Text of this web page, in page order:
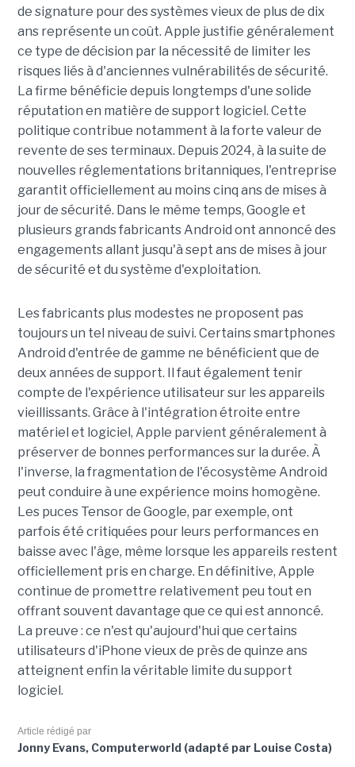
de signature pour des systèmes vieux de plus de dix
ans représente un coût. Apple justifie généralement
ce type de décision par la nécessité de limiter les
risques liés à d'anciennes vulnérabilités de sécurité.
La firme bénéficie depuis longtemps d'une solide
réputation en matière de support logiciel. Cette
politique contribue notamment à la forte valeur de
revente de ses terminaux. Depuis 2024, à la suite de
nouvelles réglementations britanniques, l'entreprise
garantit officiellement au moins cinq ans de mises à
jour de sécurité. Dans le même temps, Google et
plusieurs grands fabricants Android ont annoncé des
engagements allant jusqu'à sept ans de mises à jour
de sécurité et du système d'exploitation.
Les fabricants plus modestes ne proposent pas
toujours un tel niveau de suivi. Certains smartphones
Android d'entrée de gamme ne bénéficient que de
deux années de support. Il faut également tenir
compte de l'expérience utilisateur sur les appareils
vieillissants. Grâce à l'intégration étroite entre
matériel et logiciel, Apple parvient généralement à
préserver de bonnes performances sur la durée. À
l'inverse, la fragmentation de l'écosystème Android
peut conduire à une expérience moins homogène.
Les puces Tensor de Google, par exemple, ont
parfois été critiquées pour leurs performances en
baisse avec l'âge, même lorsque les appareils restent
officiellement pris en charge. En définitive, Apple
continue de promettre relativement peu tout en
offrant souvent davantage que ce qui est annoncé.
La preuve : ce n'est qu'aujourd'hui que certains
utilisateurs d'iPhone vieux de près de quinze ans
atteignent enfin la véritable limite du support
logiciel.
Article rédigé par
Jonny Evans, Computerworld (adapté par Louise Costa)